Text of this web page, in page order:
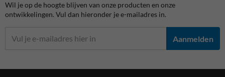
Wil je op de hoogte blijven van onze producten en onze
ontwikkelingen. Vul dan hieronder je e-mailadres in.
Aanmelden